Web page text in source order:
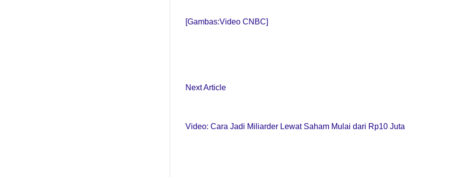
[Gambas:Video CNBC]
Next Article
Video: Cara Jadi Miliarder Lewat Saham Mulai dari Rp10 Juta